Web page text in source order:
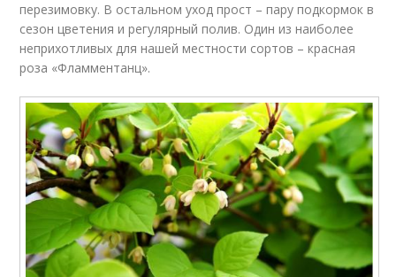
перезимовку. В остальном уход прост – пару подкормок в
сезон цветения и регулярный полив. Один из наиболее
неприхотливых для нашей местности сортов – красная
роза «Фламментанц».